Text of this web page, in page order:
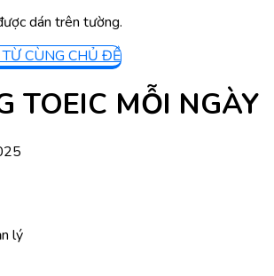
dán trên tường.
TỪ CÙNG CHỦ ĐỀ
TOEIC MỖI NGÀY
lý